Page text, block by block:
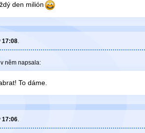
den milión
17:08.
v němnapsala:
To dáme.
17:06.